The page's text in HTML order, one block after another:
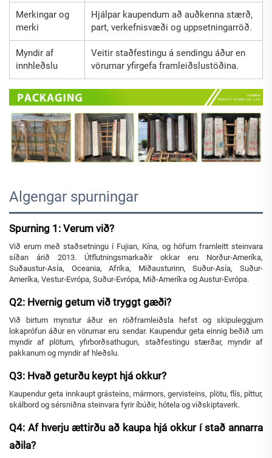
Merkingar og
merki
Hjálpar kaupendum að auðkenna stærð,
part, verkefnisvæði og uppsetningarröð.
Myndir af
innhleðslu
Veitir staðfestingu á sendingu áður en
vörurnar yfirgefa framleiðslustöðina.
Algengar spurningar
Spurning 1: Verum við?
Við erum með staðsetningu í Fujian, Kína, og höfum framleitt steinvara
síðan árið 2013. Útflutningsmarkaðir okkar eru Norður-Ameríka,
Suðaustur-Asía, Oceania, Afríka, Miðausturinn, Suður-Asía, Suður-
Ameríka, Vestur-Evrópa, Suður-Evrópa, Mið-Ameríka og Austur-Evrópa.
Q2: Hvernig getum við tryggt gæði?
Við birtum mynstur áður en röðframleiðsla hefst og skipuleggjum
lokaprófun áður en vörurnar eru sendar. Kaupendur geta einnig beðið um
myndir af plötum, yfirborðsathugun, staðfestingu stærðar, myndir af
pakkanum og myndir af hleðslu.
Q3: Hvað geturðu keypt hjá okkur?
Kaupendur geta innkaupt grásteins, mármors, gervisteins, plötu, flís, píttur,
skálbord og sérsniðna steinvara fyrir íbúðir, hótela og viðskiptaverk.
Q4: Af hverju ættirðu að kaupa hjá okkur í stað annarra
aðila?